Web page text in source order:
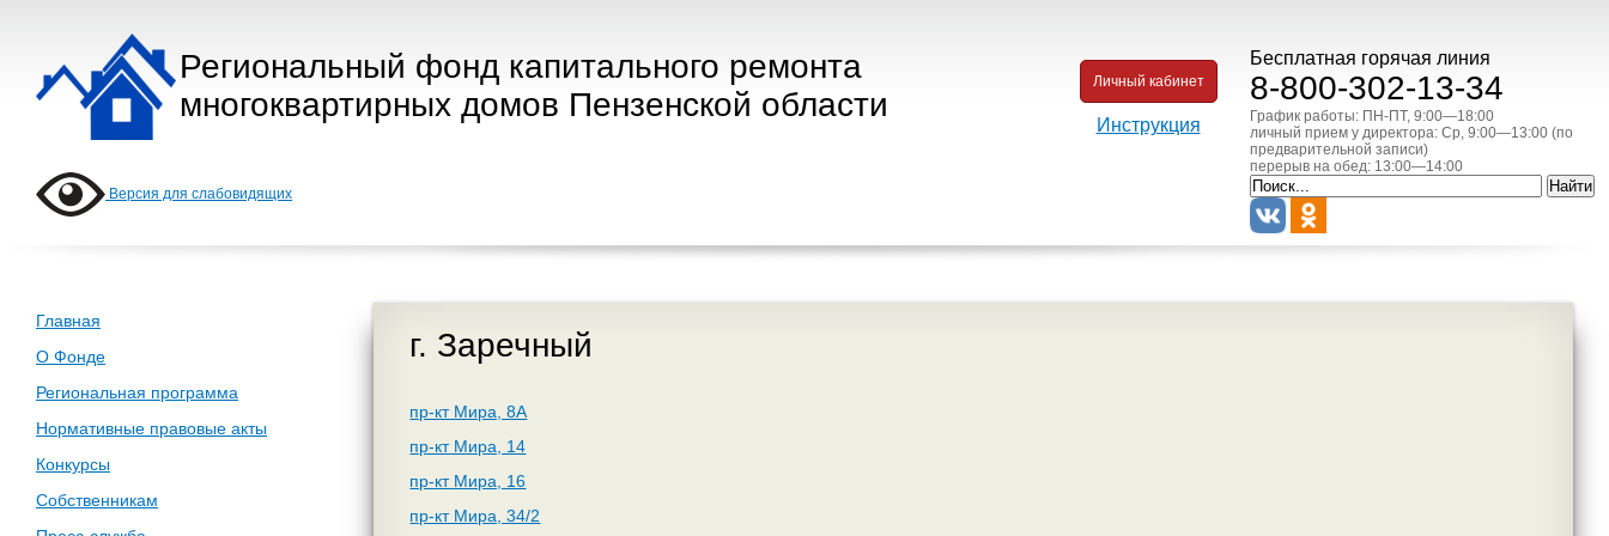
Региональный фонд капитального ремонта
многоквартирных домов Пензенской области
Бесплатная горячая линия
8-800-302-13-34
График работы: ПН-ПТ, 9:00—18:00
личный прием у директора: Ср, 9:00—13:00 (по
предварительной записи)
перерыв на обед: 13:00—14:00
Личный кабинет
Инструкция
Версия для слабовидящих
Главная
О Фонде
Региональная программа
Нормативные правовые акты
Конкурсы
Собственникам
г. Заречный
пр-кт Мира, 8А
пр-кт Мира, 14
пр-кт Мира, 16
пр-кт Мира, 34/2